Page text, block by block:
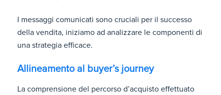
I messaggi comunicati sono cruciali per il successo
della vendita, iniziamo ad analizzare le componenti di
una strategia efficace.
Allineamento al buyer’s journey
La comprensione del percorso d’acquisto effettuato